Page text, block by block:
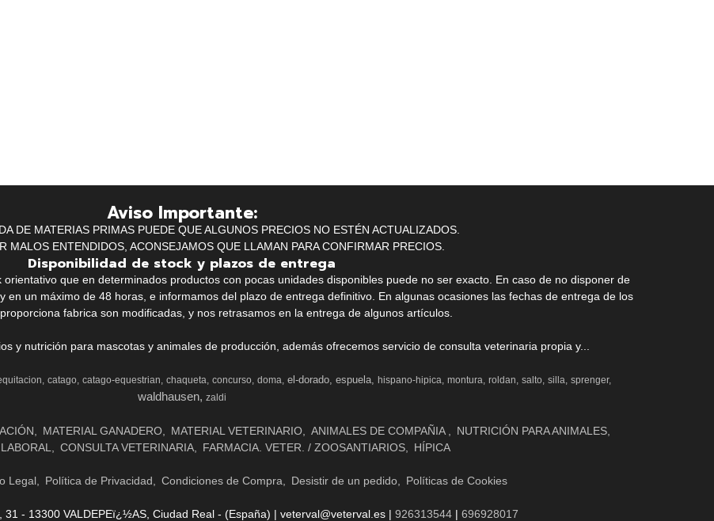
Aviso Importante:
DE MATERIAS PRIMAS PUEDE QUE ALGUNOS PRECIOS NO ESTÉN ACTUALIZADOS.
MALOS ENTENDIDOS, ACONSEJAMOS QUE LLAMAN PARA CONFIRMAR PRECIOS.
Disponibilidad de stock y plazos de entrega
que en determinados productos con pocas unidades disponibles puede no ser exacto. En caso de no disponer de
en un máximo de 48 horas, e informamos del plazo de entrega definitivo. En algunas ocasiones las fechas de entrega de los
fabrica son modificadas, y nos retrasamos en la entrega de algunos artículos.
y nutrición para mascotas y animales de producción, además ofrecemos servicio de consulta veterinaria propia y...
catago catago-equestrian chaqueta concurso doma el-dorado espuela hispano-hipica montura roldan salto silla sprenger
waldhausen zaldi
MATERIAL GANADERO MATERIAL VETERINARIO ANIMALES DE COMPAÑIA
NUTRICIÓN PARA ANIMALES
CONSULTA VETERINARIA FARMACIA. VETER. / ZOOSANTIARIOS HÍPICA
Legal Política de Privacidad Condiciones de Compra Desistir de un pedido Políticas de Cookies
31 - 13300 VALDEPEï¿½AS, Ciudad Real - (España) | veterval@veterval.es |926313544 |696928017